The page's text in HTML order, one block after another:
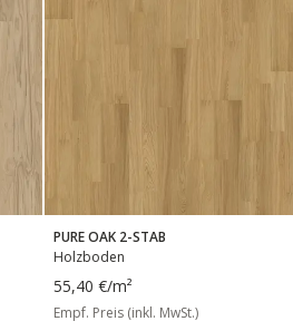
PURE OAK 2-STAB
Holzboden
55,40 €/m²
Empf. Preis (inkl. MwSt.)